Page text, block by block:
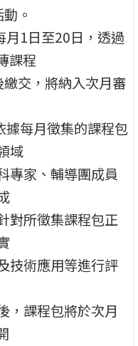
。
月1日至20日，透過
課程
交，將納入次月審
據每月徵集的課程包
域
專家、輔導團成員
對所徵集課程包正
技術應用等進行評
，課程包將於次月